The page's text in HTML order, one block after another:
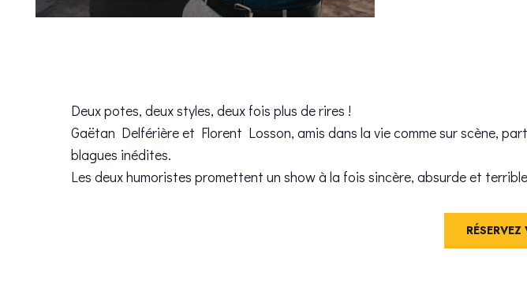
Deux potes, deux styles, deux fois plus de rires !
Gaëtan Delférière et Florent Losson, amis dans la vie comme sur scène,
blagues inédites.
Les deux humoristes promettent un show à la fois sincère, absurde et